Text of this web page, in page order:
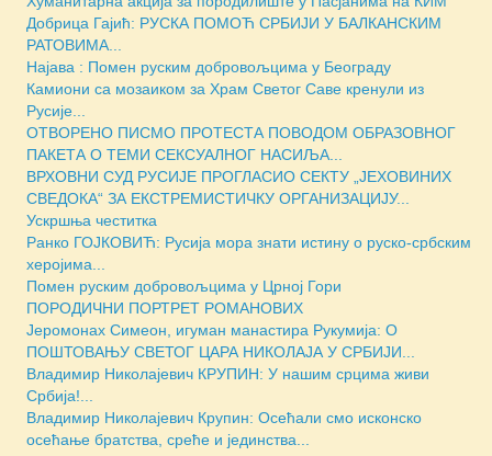
Добрица Гајић: РУСКА ПОМОЋ СРБИЈИ У БАЛКАНСКИМ
РАТОВИМА...
Најава : Помен руским добровољцима у Београду
Камиони са мозаиком за Храм Светог Саве кренули из
Русије...
ОТВОРЕНО ПИСМО ПРОТЕСТА ПОВОДОМ ОБРАЗОВНОГ
ПАКЕТА О ТЕМИ СЕКСУАЛНОГ НАСИЉА...
ВРХОВНИ СУД РУСИЈЕ ПРОГЛАСИО СЕКТУ „ЈЕХОВИНИХ
СВЕДОКА“ ЗА ЕКСТРЕМИСТИЧКУ ОРГАНИЗАЦИЈУ...
Ускршња честитка
Ранко ГОЈКОВИЋ: Русија мора знати истину о руско-србским
херојима...
Помен руским добровољцима у Црној Гори
ПОРОДИЧНИ ПОРТРЕТ РОМАНОВИХ
Јеромонах Симеон, игуман манастира Рукумија: О
ПОШТОВАЊУ СВЕТОГ ЦАРА НИКОЛАЈА У СРБИЈИ...
Владимир Николајевич КРУПИН: У нашим срцима живи
Србија!...
Владимир Николајевич Крупин: Осећали смо исконско
осећање братства, среће и јединства...